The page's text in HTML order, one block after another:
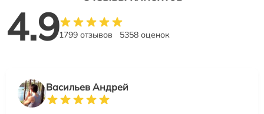
4.91799 отзывов 5358 оценок
Васильев Андрей